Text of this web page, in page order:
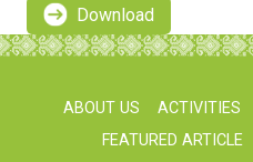
Download
ABOUT US ACTIVITIES
FEATURED ARTICLE